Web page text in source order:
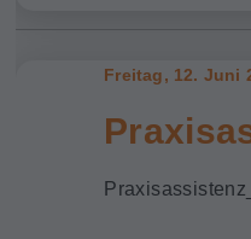
Freitag, 12. Juni